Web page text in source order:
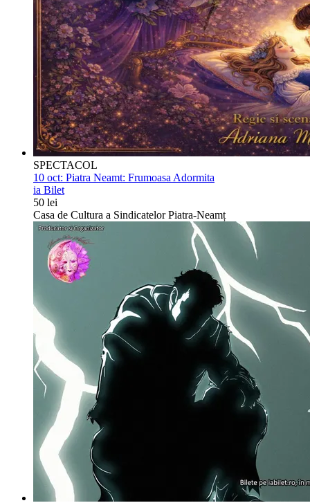
SPECTACOL
10 oct: Piatra Neamt: Frumoasa Adormita
ia Bilet
50 lei
Casa de Cultura a Sindicatelor Piatra-Neamț